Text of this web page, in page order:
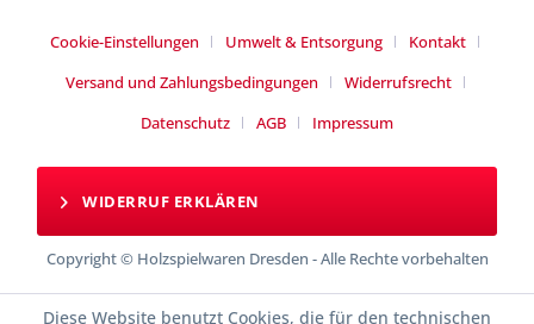
Cookie-Einstellungen Umwelt & Entsorgung
Kontakt
Versand und Zahlungsbedingungen
Widerrufsrecht
Datenschutz
AGB Impressum
WIDERRUF ERKLÄREN
Copyright © Holzspielwaren Dresden - Alle Rechte vorbehalten
Diese Website benutzt Cookies, die für den technischen